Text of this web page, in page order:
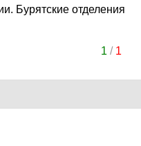
Бурятские отделения
1 / 1